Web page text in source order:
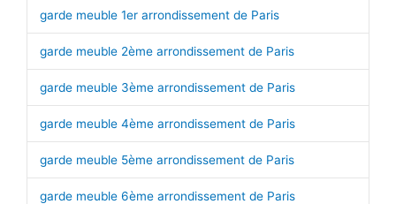
garde meuble 1er arrondissement de Paris
garde meuble 2ème arrondissement de Paris
garde meuble 3ème arrondissement de Paris
garde meuble 4ème arrondissement de Paris
garde meuble 5ème arrondissement de Paris
garde meuble 6ème arrondissement de Paris